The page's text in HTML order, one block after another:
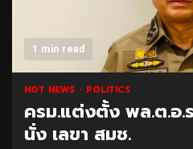
1 min read
HOT NEWS POLITICS
ครม.แต่งตั้ง พล.ต.อ.
นั่ง เลขา สมช.